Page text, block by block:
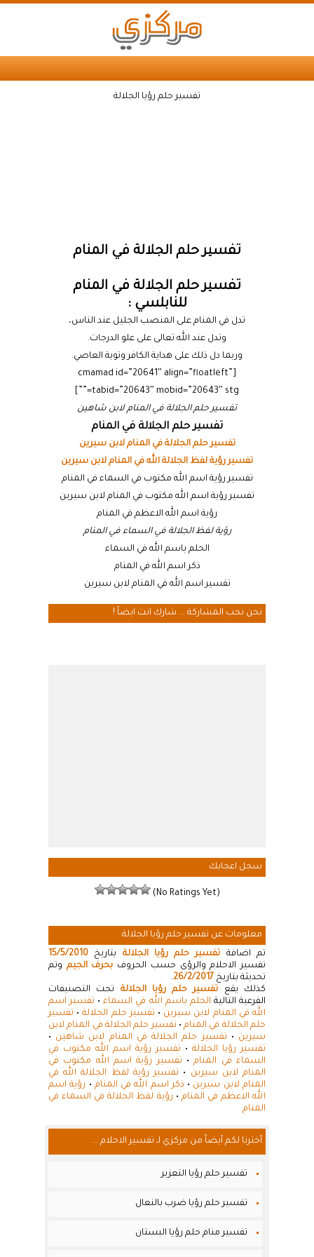
تفسير حلم رؤيا الجلالة
تفسير حلم الجلالة في المنام
تفسير حلم الجلالة في المنام
للنابلسي :
تدل في المنام على المنصب الجليل عند الناس،
وتدل عند الله تعالى على علو الدرجات.
وربما دل ذلك على هداية الكافر وتوبة العاصي.
[cmamad id=”20641″ align=”floatleft”
tabid=”20643″ mobid=”20643″ stg=””]
تفسير حلم الجلالة في المنام لابن شاهين
تفسير حلم الجلالة في المنام
تفسير حلم الجلالة في المنام لابن سيرين
تفسير رؤية لفظ الجلالة الله في المنام لابن سيرين
تفسير رؤية اسم الله مكتوب في السماء في المنام
تفسير رؤية اسم الله مكتوب في المنام لابن سيرين
رؤية اسم الله الاعظم في المنام
رؤية لفظ الجلالة في السماء في المنام
الحلم باسم الله في السماء
ذكر اسم الله في المنام
تفسير اسم الله في المنام لابن سيرين
نحن نحب المشاركة ... شارك انت ايضاً !
سجل اعجابك
(No Ratings Yet)
معلومات عن تفسير حلم رؤيا الجلالة
تم اضافة تفسير حلم رؤيا الجلالة بتاريخ 15/5/2010
تفسير الاحلام والرؤى حسب الحروف بحرف الجيم وتم
تحديثة بتاريخ 26/2/2017
.
كذلك يقع تفسير حلم رؤيا الجلالة تحت التصنيفات
الفرعية التالية الحلم باسم الله في السماء• تفسير اسم
الله في المنام لابن سيرين • تفسير حلم الجلالة• تفسير
حلم الجلالة في المنام• تفسير حلم الجلالة في المنام لابن
سيرين • تفسير حلم الجلالة في المنام لابن شاهين •
تفسير رؤيا الجلالة • تفسير رؤية اسم الله مكتوب في
السماء في المنام• تفسير رؤية اسم الله مكتوب في
المنام لابن سيرين
• تفسير رؤية لفظ الجلالة الله في
المنام لابن سيرين • ذكر اسم الله في المنام • رؤية اسم
الله الاعظم في المنام • رؤية لفظ الجلالة في السماء في
المنام
أخترنا لكم أيضاً من مركزي لـ تفسير الاحلام ...
تفسير حلم رؤيا التعزير
تفسير حلم رؤيا ضرب بالنعال
تفسير منام حلم رؤيا البستان